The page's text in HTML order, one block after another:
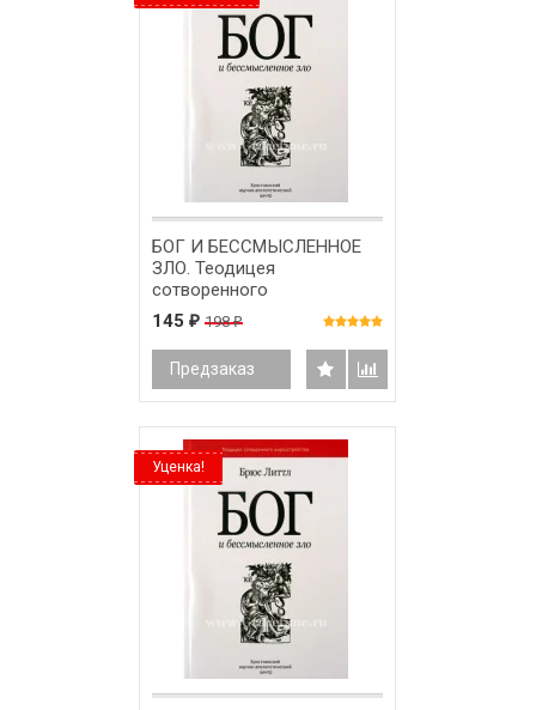
БОГ И БЕССМЫСЛЕННОЕ
ЗЛО. Теодицея
сотворенного
мироустройства. Брюс
Литтл
145 ₽ 198₽
Предзаказ
Уценка!